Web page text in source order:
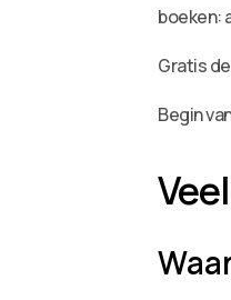
boeken:
Gratis
Begin